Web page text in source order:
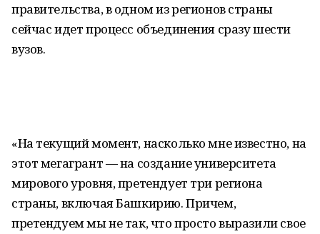
правительства, в одном из регионов страны
сейчас идет процесс объединения сразу шести
вузов.
«На текущий момент, насколько мне известно, на
этот мегагрант — на создание университета
мирового уровня, претендует три региона
страны, включая Башкирию. Причем,
претендуем мы не так, что просто выразили свое